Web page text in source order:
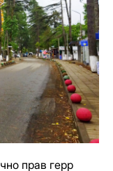
прав герр